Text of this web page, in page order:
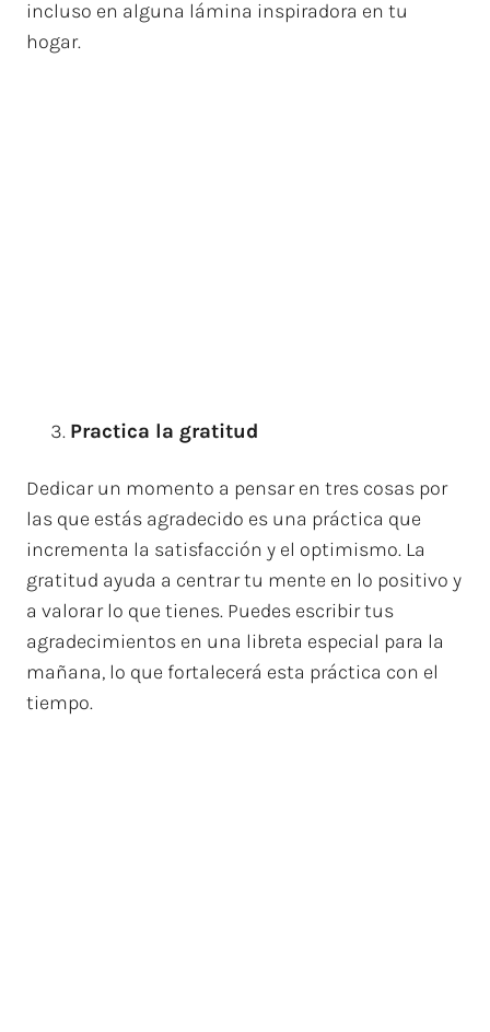
incluso en alguna lámina inspiradora en tu
hogar.
Practica la gratitud
Dedicar un momento a pensar en tres cosas por
las que estás agradecido es una práctica que
incrementa la satisfacción y el optimismo. La
gratitud ayuda a centrar tu mente en lo positivo y
a valorar lo que tienes. Puedes escribir tus
agradecimientos en una libreta especial para la
mañana, lo que fortalecerá esta práctica con el
tiempo.